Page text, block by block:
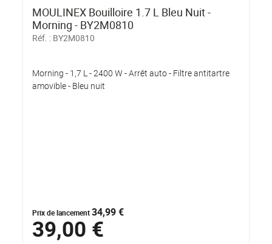
MOULINEX Bouilloire 1.7 L Bleu Nuit -
Morning - BY2M0810
Réf. : BY2M0810
Morning - 1,7 L - 2400 W - Arrêt auto - Filtre antitartre
amovible - Bleu nuit
Prix de lancement34,99 €
39,00 €